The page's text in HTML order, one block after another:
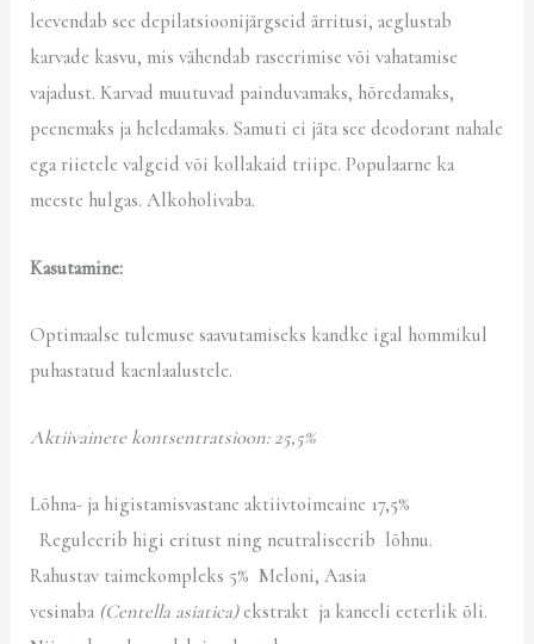
leevendab see depilatsioonijärgseid ärritusi, aeglustab
karvade kasvu, mis vähendab raseerimise või vahatamise
vajadust. Karvad muutuvad painduvamaks, hõredamaks,
peenemaks ja heledamaks. Samuti ei jäta see deodorant nahale
ega riietele valgeid või kollakaid triipe. Populaarne ka
meeste hulgas. Alkoholivaba.
Kasutamine:
Optimaalse tulemuse saavutamiseks kandke igal hommikul
puhastatud kaenlaalustele.
Aktiivainete kontsentratsioon: 25,5%
Lõhna- ja higistamisvastane aktiivtoimeaine 17,5%
Reguleerib higi eritust ning neutraliseerib lõhnu.
Rahustav taimekompleks 5% Meloni, Aasia
vesinaba (Centella asiatica)ekstrakt ja kaneeli eeterlik õli.